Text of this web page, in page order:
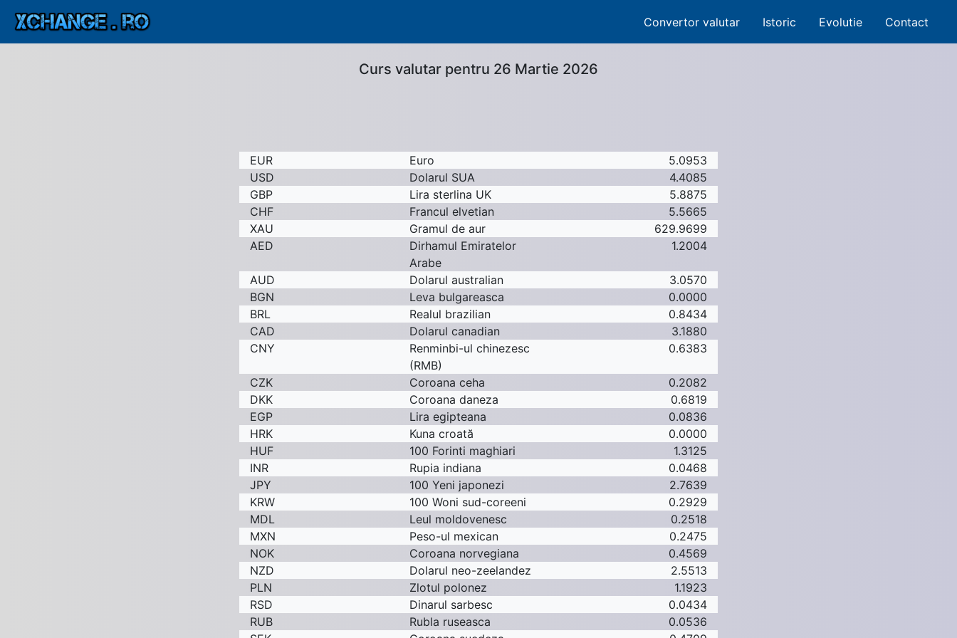
Convertor valutar Istoric Evolutie Contact
Curs valutar pentru 26 Martie 2026
EUR Euro
5.0953
USD
Dolarul SUA
4.4085
GBP
Lira sterlina UK
5.8875
CHF
Francul elvetian
5.5665
XAU
Gramul de aur
629.9699
AED
Dirhamul Emiratelor
Arabe
1.2004
AUD Dolarul australian
3.0570
BGN
Leva bulgareasca
0.0000
BRL
Realul brazilian
0.8434
CAD
Dolarul canadian
3.1880
CNY
Renminbi-ul chinezesc
(RMB)
0.6383
CZK Coroana ceha
0.2082
DKK
Coroana daneza
0.6819
EGP
Lira egipteana
0.0836
HRK
Kuna croată
0.0000
HUF
100 Forinti maghiari
1.3125
INR
Rupia indiana
0.0468
JPY
100 Yeni japonezi
2.7639
KRW
100 Woni sud-coreeni
0.2929
MDL
Leul moldovenesc
0.2518
MXN
Peso-ul mexican
0.2475
NOK
Coroana norvegiana
0.4569
NZD
Dolarul neo-zeelandez
2.5513
PLN
Zlotul polonez
1.1923
RSD
Dinarul sarbesc
0.0434
RUB
Rubla ruseasca
0.0536